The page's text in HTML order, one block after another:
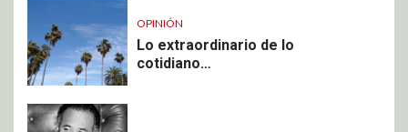
OPINIÓN
Lo extraordinario de lo
cotidiano…